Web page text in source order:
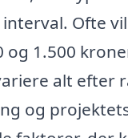
Ofte
og 1.500
alt efter
og